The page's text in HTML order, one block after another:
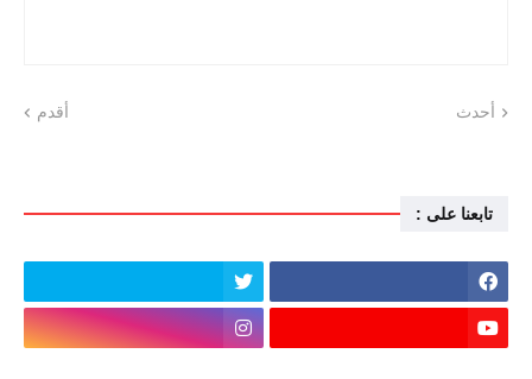
أحدث أقدم
تابعنا على :